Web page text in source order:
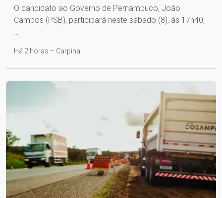
O candidato ao Governo de Pernambuco, João
Campos (PSB), participará neste sábado (8), às 17h40,
Há 2 horas – Carpina